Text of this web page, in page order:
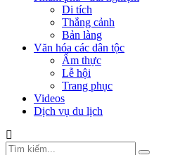
Di tích
Thắng cảnh
Bản làng
Văn hóa các dân tộc
Ẩm thực
Lễ hội
Trang phục
Videos
Dịch vụ du lịch